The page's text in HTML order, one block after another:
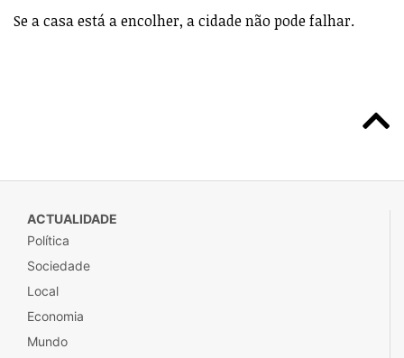
Se a casa está a encolher, a cidade não pode falhar.
ACTUALIDADE
Política
Sociedade
Local
Economia
Mundo